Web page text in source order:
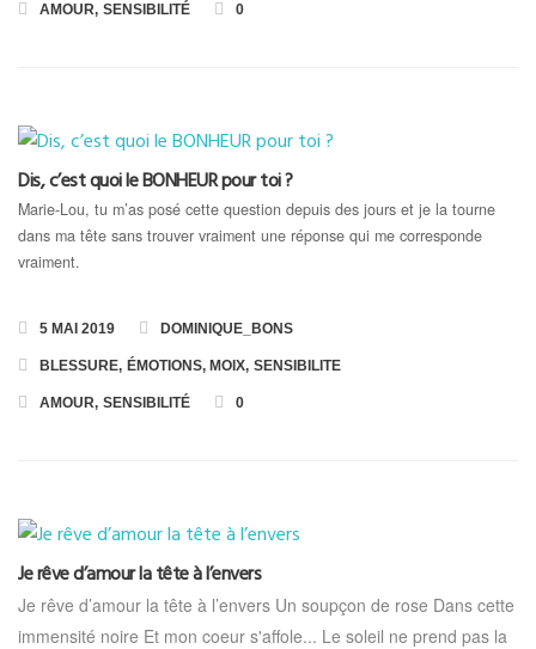
AMOUR, SENSIBILITÉ 0
Dis, c’est quoi le BONHEUR pour toi ?
Marie-Lou, tu m’as posé cette question depuis des jours et je la tourne
dans ma tête sans trouver vraiment une réponse qui me corresponde
vraiment.
5 MAI 2019 DOMINIQUE_BONS
BLESSURE, ÉMOTIONS, MOIX, SENSIBILITE
AMOUR, SENSIBILITÉ 0
Je rêve d’amour la tête à l’envers
Je rêve d’amour la tête à l’envers Un soupçon de rose Dans cette
immensité noire Et mon coeur s'affole... Le soleil ne prend pas la